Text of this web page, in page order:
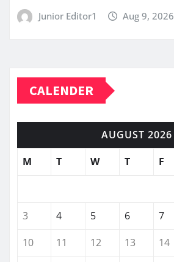
Junior Editor1 Aug 9, 2026
CALENDER
AUGUST 2026
M
T W T F
3
4 5 6 7
10
11 12 13 14